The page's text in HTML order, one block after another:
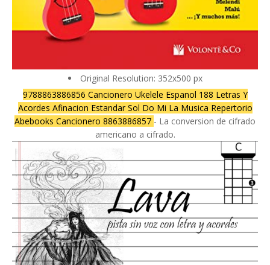
Original Resolution: 352x500 px
9788863886856 Cancionero Ukelele Espanol 188 Letras Y
Acordes Afinacion Estandar Sol Do Mi La Musica Repertorio
Abebooks Cancionero 8863886857 - La conversion de cifrado
americano a cifrado.